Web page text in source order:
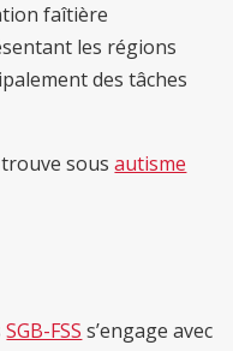
faîtière
les régions
des tâches
trouve sousautisme
SGB-FSS s’engage avec